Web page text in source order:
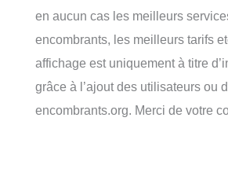
en aucun cas les meilleurs
encombrants, les meilleurs tarifs
affichage est uniquement à titre
grâce à l’ajout des utilisateurs ou
encombrants.org. Merci de votre